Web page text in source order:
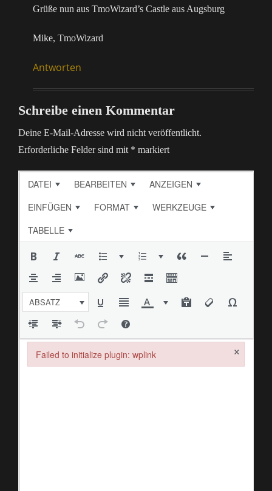
Grüße nun aus TmoWizard’s Castle aus Augsburg
Mike, TmoWizard
Antworten
Schreibe einen Kommentar
Deine E-Mail-Adresse wird nicht veröffentlicht.
Erforderliche Felder sind mit * markiert
DATEI BEARBEITEN
ANZEIGEN
EINFÜGEN
FORMAT
WERKZEUGE
TABELLE
ABSATZ
Failed to initialize plugin: wplink ×
Failed to initialize plugin: wplink